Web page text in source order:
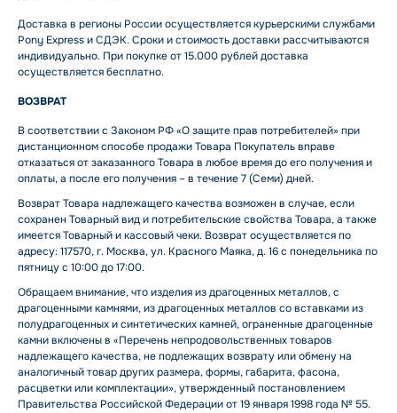
Доставка в регионы России осуществляется курьерскими службами
Pony Express и СДЭК. Сроки и стоимость доставки рассчитываются
индивидуально. При покупке от 15.000 рублей доставка
осуществляется бесплатно.
ВОЗВРАТ
В соответствии с Законом РФ «О защите прав потребителей» при
дистанционном способе продажи Товара Покупатель вправе
отказаться от заказанного Товара в любое время до его получения и
оплаты, а после его получения – в течение 7 (Семи) дней.
Возврат Товара надлежащего качества возможен в случае, если
сохранен Товарный вид и потребительские свойства Товара, а также
имеется Товарный и кассовый чеки. Возврат осуществляется по
адресу: 117570, г. Москва, ул. Красного Маяка, д. 16 с понедельника по
пятницу с 10:00 до 17:00.
Обращаем внимание, что изделия из драгоценных металлов, с
драгоценными камнями, из драгоценных металлов со вставками из
полудрагоценных и синтетических камней, ограненные драгоценные
камни включены в «Перечень непродовольственных товаров
надлежащего качества, не подлежащих возврату или обмену на
аналогичный товар других размера, формы, габарита, фасона,
расцветки или комплектации», утвержденный постановлением
Правительства Российской Федерации от 19 января 1998 года № 55.